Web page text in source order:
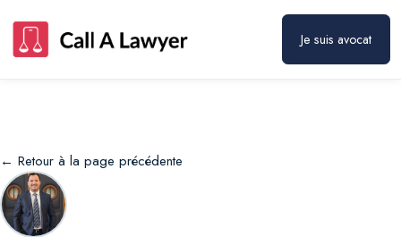
Je suis avocat
← Retour à la page précédente